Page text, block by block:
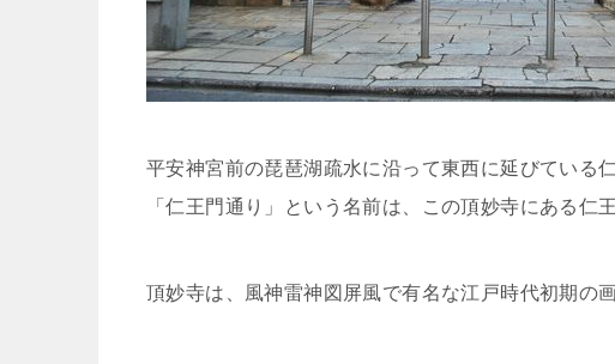
平安神宮前の琵琶湖疏水に沿って東西に延びている
「仁王門通り」という名前は、この頂妙寺にある仁
頂妙寺は、風神雷神図屏風で有名な江戸時代初期の